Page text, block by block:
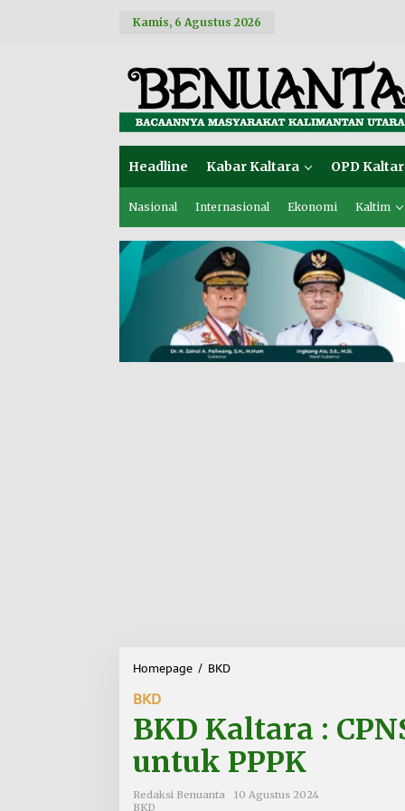
Kamis, 6 Agustus 2026
Headline Kabar Kaltara OPD
Nasional Internasional Ekonomi Kaltim
Homepage / BKD
a
l
r
BKD
BKD Kaltara :
untuk PPPK
Redaksi Benuanta
10 Agustus 2024
BKD